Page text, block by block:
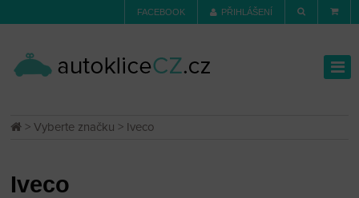
FACEBOOK PŘIHLÁŠENÍ
>Vyberte značku > Iveco
Iveco